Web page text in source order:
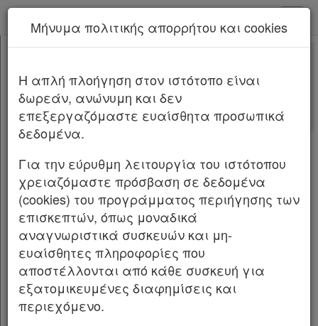
Κεφαλίδα
Σώμα
Υπογραφές
Νέα υπηρεσία Kodiko Assistant.Περισσότερα
ΚΑΝΟΝΙΣΜΟΣ ΥΠ’ ΑΡΙΘΜ.363/2025 ΦΕΚ Α
236/18.12.2025
Περί αντικαταστάσεως της παρ. 7 του άρθρου
1 του Κανονισμού υπ’ αρ. 358/2025 (Α’ 79).
Η ΙΕΡΑ ΣΥΝΟΔΟΣ ΤΗΣ ΕΚΚΛΗΣΙΑΣ ΤΗΣ
ΕΛΛΑΔΟΣ
Έχουσα υπόψη: 1. Την παρ. 2 του άρθρου 9 και
την παρ. 2 του άρθρου 46 του ν. 590/1977 «Περί
Καταστατικού Χάρτου της Εκκλησίας της
Ελλάδος» (Α’ 146),
Μήνυμα πολιτικής απορρήτου και cookies
H απλή πλοήγηση στον ιστότοπο είναι
δωρεάν, ανώνυμη και δεν
επεξεργαζόμαστε ευαίσθητα προσωπικά
δεδομένα.
Για την εύρυθμη λειτουργία του ιστότοπου
χρειαζόμαστε πρόσβαση σε δεδομένα
(cookies) του προγράμματος περιήγησης των
επισκεπτών, όπως μοναδικά
αναγνωριστικά συσκευών και μη-
ευαίσθητες πληροφορίες που
αποστέλλονται από κάθε συσκευή για
εξατομικευμένες διαφημίσεις και
περιεχόμενο.